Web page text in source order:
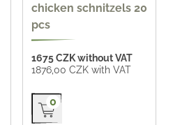
chicken schnitzels 20
pcs
1675 CZK without VAT
1876,00 CZK with VAT
Přidat do košíku
0